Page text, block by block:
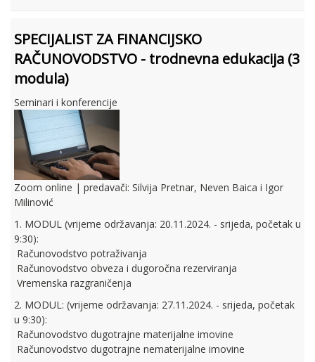
SPECIJALIST ZA FINANCIJSKO
RAČUNOVODSTVO - trodnevna edukacija (3
modula)
Seminari i konferencije
Zoom online | predavači: Silvija Pretnar, Neven Baica i Igor
Milinović
1. MODUL (vrijeme održavanja: 20.11.2024. - srijeda, početak u
9:30):
 Računovodstvo potraživanja
 Računovodstvo obveza i dugoročna rezerviranja
 Vremenska razgraničenja
2. MODUL: (vrijeme održavanja: 27.11.2024. - srijeda, početak
u 9:30):
 Računovodstvo dugotrajne materijalne imovine
 Računovodstvo dugotrajne nematerijalne imovine